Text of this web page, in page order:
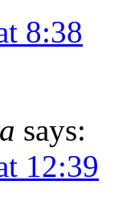
8:38
says:
12:39